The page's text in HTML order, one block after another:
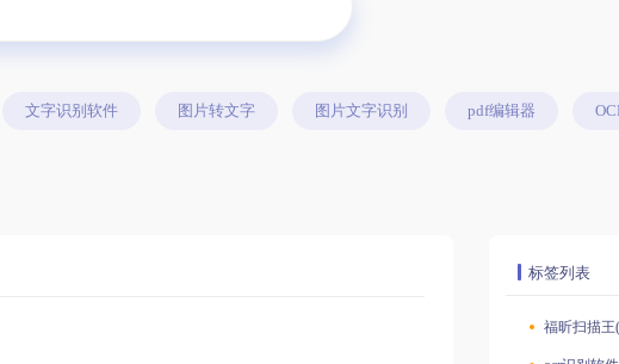
文字识别软件 图片转文字 图片文字识别 pdf编辑器
标签列表
福昕扫描王